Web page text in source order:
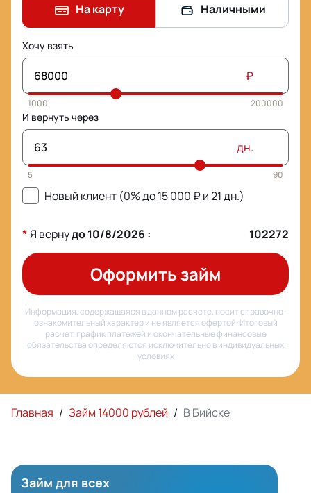
На карту Наличными
Хочу взять
₽
И вернуть через
дн.
Новый клиент (0% до15 000 ₽ и21дн.)
*Я вернудо10/8/2026 : 102272
Оформить займ
Информация, содержащаяся в данном расчете, носит справочно-
ознакомительный характер и не является офертой. Итоговый
расчет, график платежей и окончательные финансовые
обязательства определяются исключительно в индивидуальных
условиях
Главная / Займ 14000 рублей / В Бийске
Займ для всех